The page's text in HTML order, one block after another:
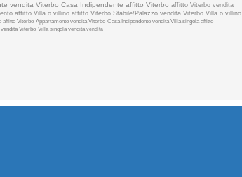
vendita Viterbo Casa Indipendente affitto Viterbo affitto Viterbo vendita
affitto Villa o villino affitto Viterbo Stabile/Palazzo vendita Viterbo Villa o villino
affitto Viterbo Appartamento vendita Viterbo Casa Indipendente venditaVilla singola affitto
Viterbo Villa singola venditavendita